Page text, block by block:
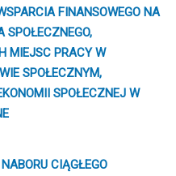
FINANSOWEGO NA
SPOŁECZNEGO,
MIEJSC PRACY W
SPOŁECZNYM,
SPOŁECZNEJ W
CIĄGŁEGO